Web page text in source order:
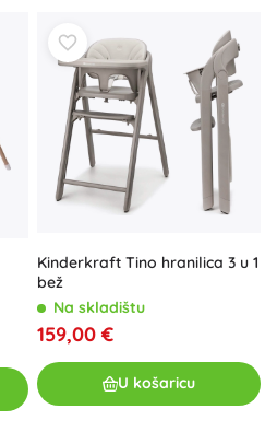
Kinderkraft Tino hranilica 3 u 1
bež
Na skladištu
159,00 €
U košaricu